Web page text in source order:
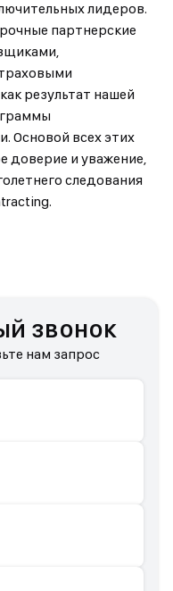
лидеров.
партнерские
результат нашей
Основой всех этих
доверие и уважение,
следования
звонок
нам запрос